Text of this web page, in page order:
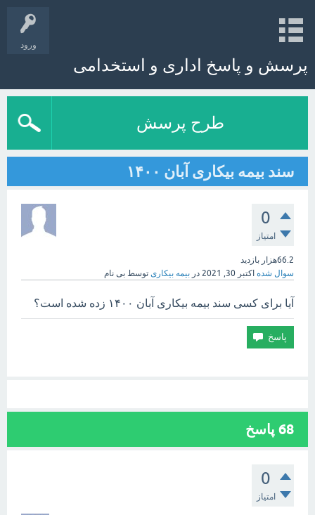
ورود
پرسش و پاسخ اداری و استخدامی
طرح پرسش
سند بیمه بیکاری آبان ۱۴۰۰
0
امتیاز
66.2هزار
بازدید
سوال شده اکتبر 30, 2021 در بیمه بیکاری توسط بی نام
آیا برای کسی سند بیمه بیکاری آبان ۱۴۰۰ زده شده است؟
68 پاسخ
0
امتیاز